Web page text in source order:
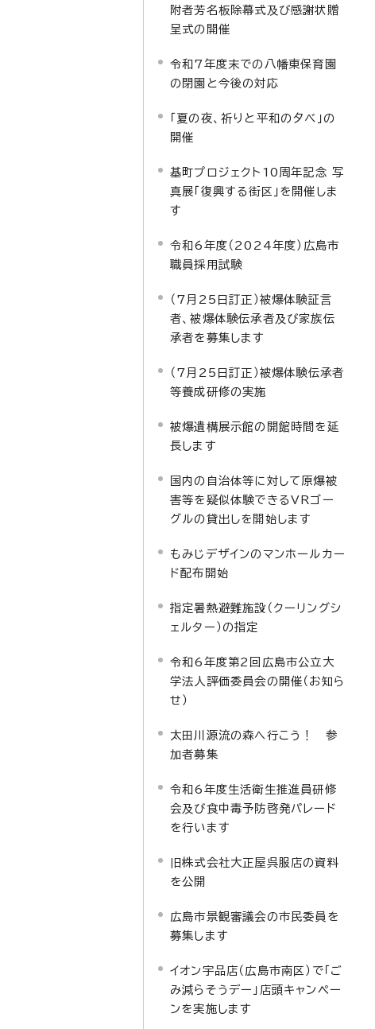
附者芳名板除幕式及び感謝状贈
呈式の開催
令和7年度末での八幡東保育園
の閉園と今後の対応
「夏の夜、祈りと平和の夕べ」の
開催
基町プロジェクト10周年記念 写
真展「復興する街区」を開催しま
す
令和6年度（2024年度）広島市
職員採用試験
（7月25日訂正）被爆体験証言
者、被爆体験伝承者及び家族伝
承者を募集します
（7月25日訂正）被爆体験伝承者
等養成研修の実施
被爆遺構展示館の開館時間を延
長します
国内の自治体等に対して原爆被
害等を疑似体験できるVRゴー
グルの貸出しを開始します
もみじデザインのマンホールカー
ド配布開始
指定暑熱避難施設（クーリングシ
ェルター）の指定
令和6年度第2回広島市公立大
学法人評価委員会の開催（お知ら
せ）
太田川源流の森へ行こう！ 参
加者募集
令和6年度生活衛生推進員研修
会及び食中毒予防啓発パレード
を行います
旧株式会社大正屋呉服店の資料
を公開
広島市景観審議会の市民委員を
募集します
イオン宇品店（広島市南区）で「ご
み減らそうデー」店頭キャンペー
ンを実施します